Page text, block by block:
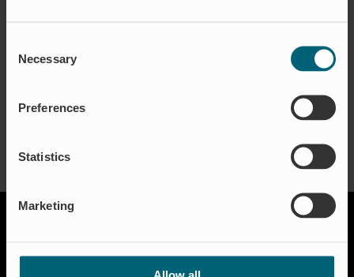
Selection
Necessary
Preferences
Statistics
Marketing
Allow all